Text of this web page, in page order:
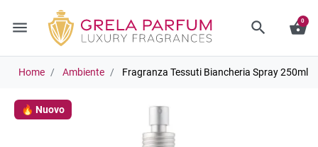
menu search shopping_basket
0
Home Ambiente Fragranza Tessuti Biancheria Spray 250ml
🔥 Nuovo